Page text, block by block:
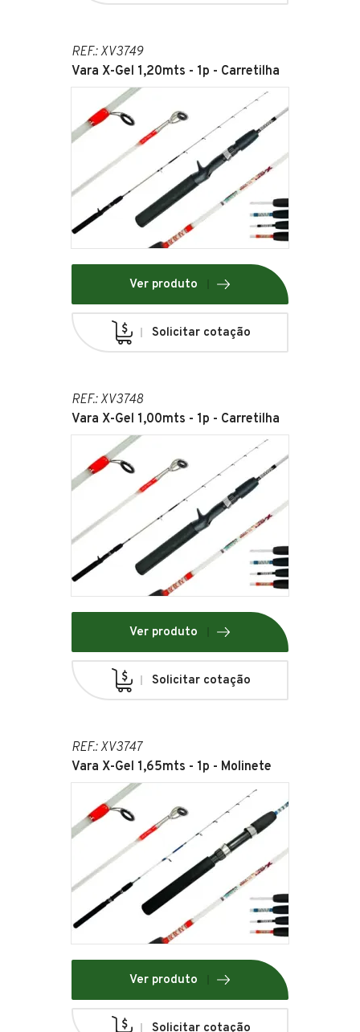
REF.: XV3749
Vara X-Gel 1,20mts - 1p - Carretilha
Ver produto
Solicitar cotação
REF.: XV3748
Vara X-Gel 1,00mts - 1p - Carretilha
Ver produto
Solicitar cotação
REF.: XV3747
Vara X-Gel 1,65mts - 1p - Molinete
Ver produto
Solicitar cotação